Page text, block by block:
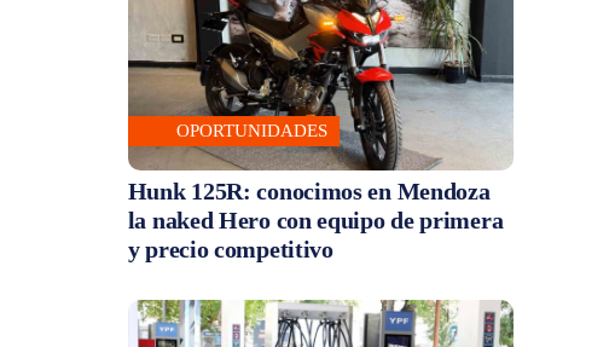
OPORTUNIDADES
Hunk 125R: conocimos en Mendoza
la naked Hero con equipo de primera
y precio competitivo